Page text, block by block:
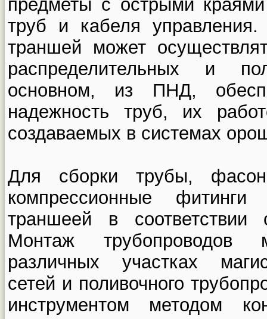
предметы с острыми
труб и кабеля
траншей может
распределительных и
основном, из ПНД,
надежность труб, их
создаваемых в системах
Для сборки трубы,
компрессионные
траншеей в
Монтаж трубопроводов
различных участках
сетей и поливочного
инструментом методом